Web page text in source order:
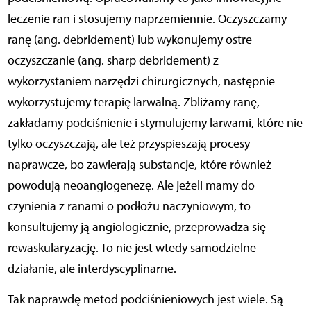
leczenie ran i stosujemy naprzemiennie. Oczyszczamy
ranę (ang. debridement) lub wykonujemy ostre
oczyszczanie (ang. sharp debridement) z
wykorzystaniem narzędzi chirurgicznych, następnie
wykorzystujemy terapię larwalną. Zbliżamy ranę,
zakładamy podciśnienie i stymulujemy larwami, które nie
tylko oczyszczają, ale też przyspieszają procesy
naprawcze, bo zawierają substancje, które również
powodują neoangiogenezę. Ale jeżeli mamy do
czynienia z ranami o podłożu naczyniowym, to
konsultujemy ją angiologicznie, przeprowadza się
rewaskularyzację. To nie jest wtedy samodzielne
działanie, ale interdyscyplinarne.
Tak naprawdę metod podciśnieniowych jest wiele. Są